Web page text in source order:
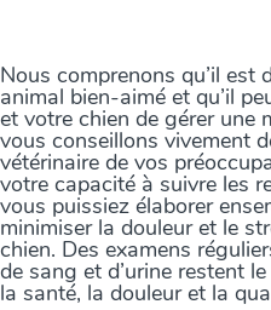
Nous comprenons qu’il est
animal bien-aimé et qu’il
et votre chien de gérer une
vous conseillons vivement
vétérinaire de vos
votre capacité à suivre les
vous puissiez élaborer
minimiser la douleur et le
chien. Des examens
de sang et d’urine restent
la santé, la douleur et la